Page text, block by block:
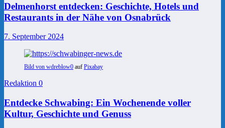
Delmenhorst entdecken: Geschichte, Hotels und
Restaurants in der Nähe von Osnabrück
7. September 2024
Bild von wdreblow0 auf Pixabay
Redaktion 0
Entdecke Schwabing: Ein Wochenende voller
Kultur, Geschichte und Genuss